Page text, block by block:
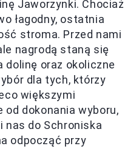
Jaworzynki. Chociaż
łagodny, ostatnia
stroma. Przed nami
nagrodą staną się
dolinę oraz okoliczne
dla tych, którzy
większymi
od dokonania wyboru,
nas do Schroniska
odpocząć przy